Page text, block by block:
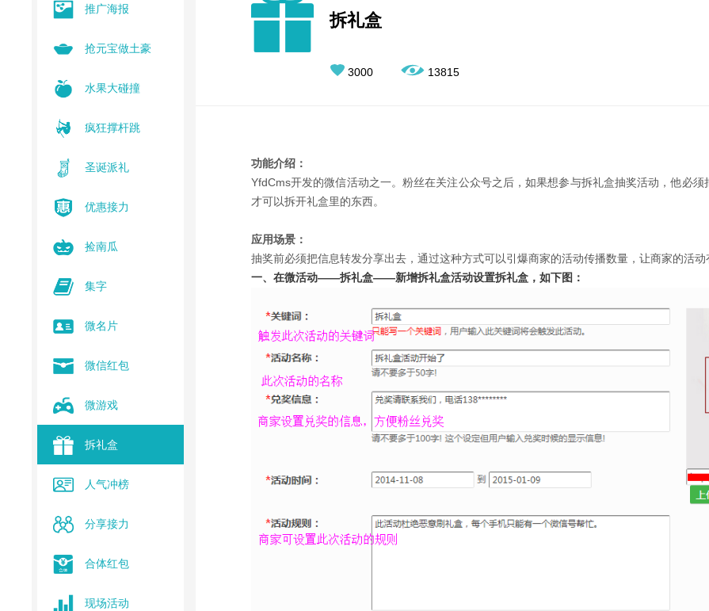
推广海报
抢元宝做土豪
水果大碰撞
疯狂撑杆跳
圣诞派礼
优惠接力
捡南瓜
集字
微名片
微信红包
微游戏
拆礼盒
人气冲榜
分享接力
合体红包
现场活动
拆礼盒
3000 13815
功能介绍：
YfdCms开发的微信活动之一。粉丝在关注公众号之后，如果想参与拆礼盒抽奖活动，他必
才可以拆开礼盒里的东西。
应用场景：
抽奖前必须把信息转发分享出去，通过这种方式可以引爆商家的活动传播数量，让商家的活动
一、在微活动——拆礼盒——新增拆礼盒活动设置拆礼盒，如下图：